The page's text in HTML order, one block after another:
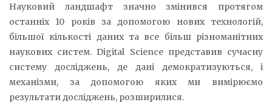
Науковий ландшафт значно змінився протягом
останніх 10 років за допомогою нових технологій,
більшої кількості даних та все більш різноманітних
наукових систем. Digital Science представив сучасну
систему досліджень, де дані демократизуються, і
механізми, за допомогою яких ми вимірюємо
результати досліджень, розширилися.